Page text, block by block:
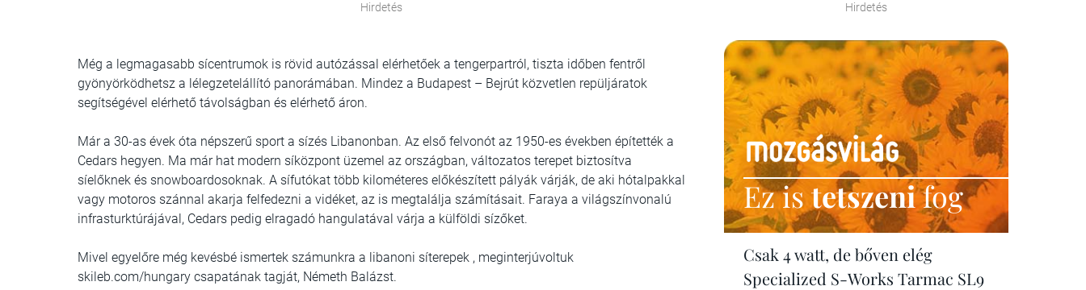
Hirdetés
Még a legmagasabb sícentrumok is rövid autózással elérhetőek a tengerpartról, tiszta időben fentről
gyönyörködhetsz a lélegzetelállító panorámában. Mindez a Budapest – Bejrút közvetlen repüljáratok
segítségével elérhető távolságban és elérhető áron.
Már a 30-as évek óta népszerű sport a sízés Libanonban. Az első felvonót az 1950-es években építették a
Cedars hegyen. Ma már hat modern síközpont üzemel az országban, változatos terepet biztosítva
síelőknek és snowboardosoknak. A sífutókat több kilométeres előkészített pályák várják, de aki hótalpakkal
vagy motoros szánnal akarja felfedezni a vidéket, az is megtalálja számításait. Faraya a világszínvonalú
infrasturktúrájával, Cedars pedig elragadó hangulatával várja a külföldi sízőket.
Mivel egyelőre még kevésbé ismertek számunkra a libanoni síterepek , meginterjúvoltuk
skileb.com/hungary csapatának tagját, Németh Balázst.
Hirdetés
Ez istetszenifog
Csak 4 watt, de bőven elég
Specialized S-Works Tarmac SL9